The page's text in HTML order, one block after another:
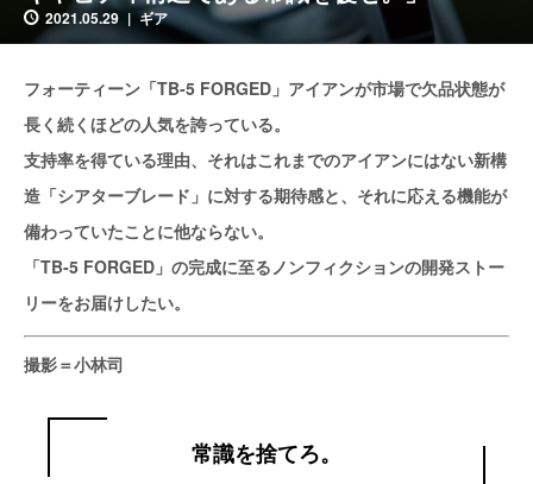
2021.05.29 ギア
フォーティーン「TB‐5 FORGED」アイアンが市場で欠品状態が
長く続くほどの人気を誇っている。
支持率を得ている理由、それはこれまでのアイアンにはない新構
造「シアターブレード」に対する期待感と、それに応える機能が
備わっていたことに他ならない。
「TB‐5 FORGED」の完成に至るノンフィクションの開発ストー
リーをお届けしたい。
撮影＝小林司
常識を捨てろ。